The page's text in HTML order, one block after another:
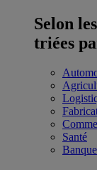
Selon
triées
Santé